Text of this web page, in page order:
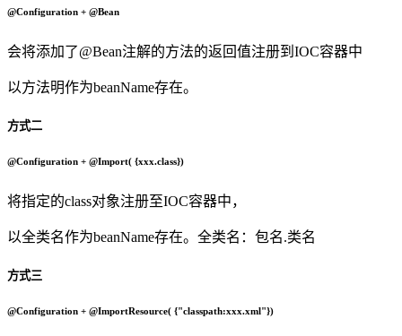
@Configuration + @Bean
会将添加了@Bean注解的方法的返回值注册到IOC容器中
以方法明作为beanName存在。
方式二
@Configuration + @Import( {xxx.class})
将指定的class对象注册至IOC容器中，
以全类名作为beanName存在。全类名：包名.类名
方式三
@Configuration + @ImportResource( {"classpath:xxx.xml"})